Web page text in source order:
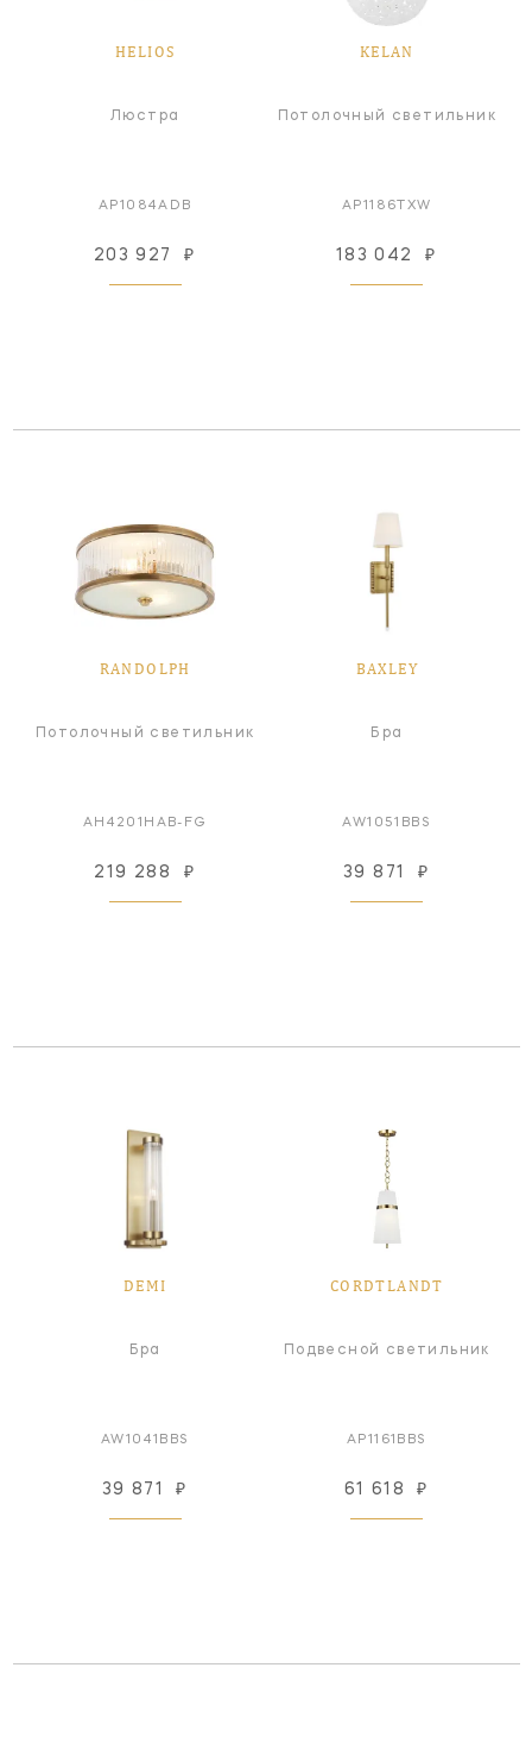
HELIOS
Люстра
AP1084ADB
203 927 ₽
KELAN
Потолочный светильник
AP1186TXW
183 042 ₽
RANDOLPH
Потолочный светильник
AH4201HAB-FG
219 288 ₽
BAXLEY
Бра
AW1051BBS
39 871 ₽
DEMI
Бра
AW1041BBS
39 871 ₽
CORDTLANDT
Подвесной светильник
AP1161BBS
61 618 ₽